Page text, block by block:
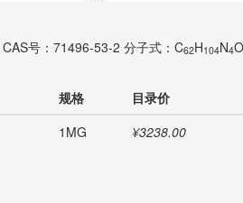
CAS号：71496-53-2 分子式：C62H104N4O
规格 目录价
1MG ¥3238.00